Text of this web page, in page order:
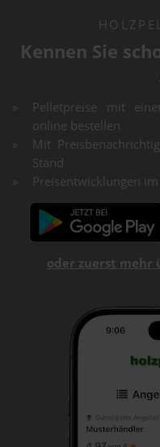
Kennen Sie
Pelletpreise mit
online bestellen
Mit
Stand
Preisentwicklungen
oder zuerst mehr